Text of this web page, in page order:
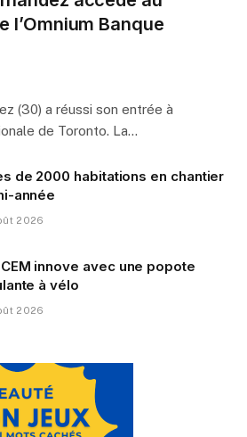
l’Omnium Banque
(30) a réussi son entrée à
de Toronto. La…
de 2000 habitations en chantier
année
2026
innove avec une popote
à vélo
2026